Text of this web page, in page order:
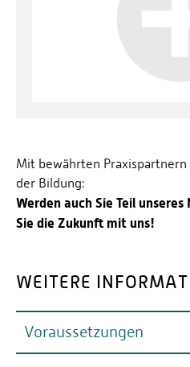
Mit bewährten
der Bildung:
Werden auch Sie Teil
Sie die Zukunft mit uns!
WEITERE
Voraussetzungen